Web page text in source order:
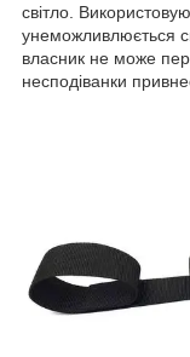
світло.
унеможливлюється
власник не може
несподіванки